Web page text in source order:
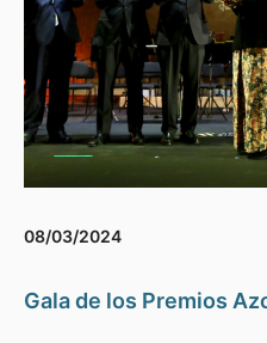
08/03/2024
Gala de los Premios